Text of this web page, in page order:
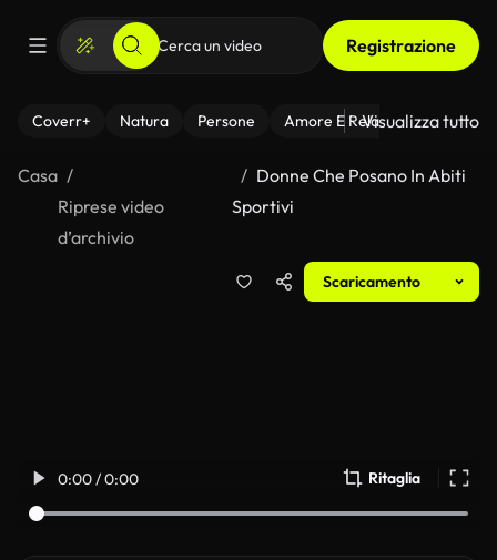
Registrazione
Coverr+ Natura Persone Amore E Relazioni Il
Visualizza tutto
Casa
Riprese video
d’archivio
Donne Che Posano In Abiti
Sportivi
Scaricamento
0:00 / 0:00 Ritaglia